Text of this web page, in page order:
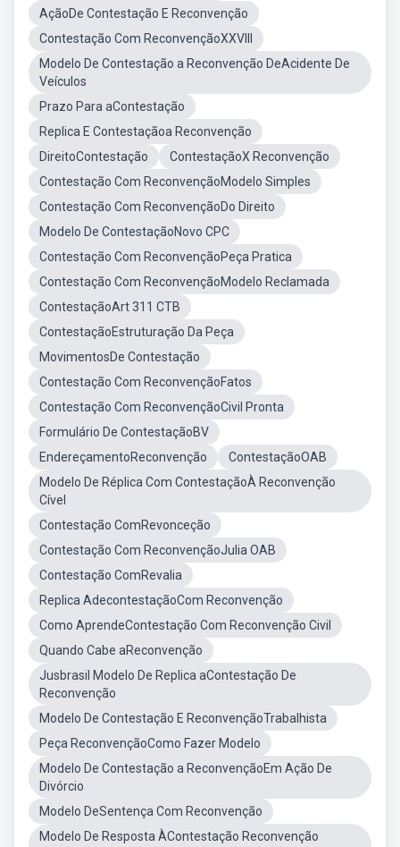
AçãoDe Contestação E Reconvenção
Contestação Com ReconvençãoXXVIII
Modelo De Contestação a Reconvenção DeAcidente De
Veículos
Prazo Para aContestação
Replica E Contestaçãoa Reconvenção
DireitoContestação
ContestaçãoX Reconvenção
Contestação Com ReconvençãoModelo Simples
Contestação Com ReconvençãoDo Direito
Modelo De ContestaçãoNovo CPC
Contestação Com ReconvençãoPeça Pratica
Contestação Com ReconvençãoModelo Reclamada
ContestaçãoArt 311 CTB
ContestaçãoEstruturação Da Peça
MovimentosDe Contestação
Contestação Com ReconvençãoFatos
Contestação Com ReconvençãoCivil Pronta
Formulário De ContestaçãoBV
EndereçamentoReconvenção
ContestaçãoOAB
Modelo De Réplica Com ContestaçãoÀ Reconvenção
Cível
Contestação ComRevonceção
Contestação Com ReconvençãoJulia OAB
Contestação ComRevalia
Replica AdecontestaçãoCom Reconvenção
Como AprendeContestação Com Reconvenção Civil
Quando Cabe aReconvenção
Jusbrasil Modelo De Replica aContestação De
Reconvenção
Modelo De Contestação E ReconvençãoTrabalhista
Peça ReconvençãoComo Fazer Modelo
Modelo De Contestação a ReconvençãoEm Ação De
Divórcio
Modelo DeSentença Com Reconvenção
Modelo De Resposta ÀContestação Reconvenção